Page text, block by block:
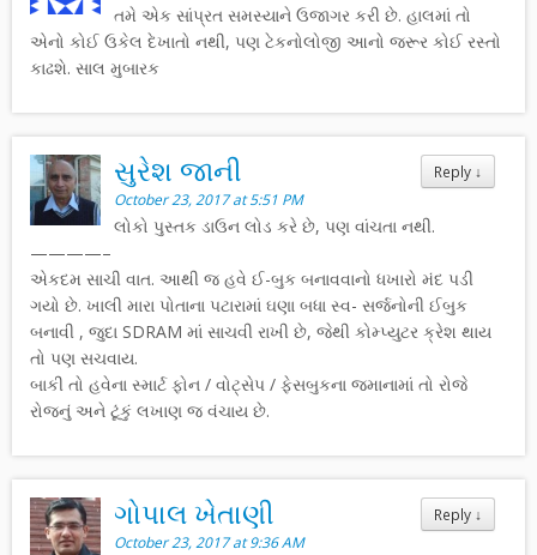
તમે એક સાંપ્રત સમસ્યાને ઉજાગર કરી છે. હાલમાં તો
એનો કોઈ ઉકેલ દેખાતો નથી, પણ ટેકનોલોજી આનો જરૂર કોઈ રસ્તો
કાઢશે. સાલ મુબારક
Reply ↓
સુરેશ જાની
October 23, 2017 at 5:51 PM
લોકો પુસ્તક ડાઉન લોડ કરે છે, પણ વાંચતા નથી.
————–
એકદમ સાચી વાત. આથી જ હવે ઈ-બુક બનાવવાનો ધખારો મંદ પડી
ગયો છે. ખાલી મારા પોતાના પટારામાં ઘણા બધા સ્વ- સર્જનોની ઈબુક
બનાવી , જુદા SDRAM માં સાચવી રાખી છે, જેથી કોમ્પ્યુટર ક્રેશ થાય
તો પણ સચવાય.
બાકી તો હવેના સ્માર્ટ ફોન / વોટ્સેપ / ફેસબુકના જમાનામાં તો રોજે
રોજનું અને ટૂંકું લખાણ જ વંચાય છે.
Reply ↓
ગોપાલ ખેતાણી
October 23, 2017 at 9:36 AM